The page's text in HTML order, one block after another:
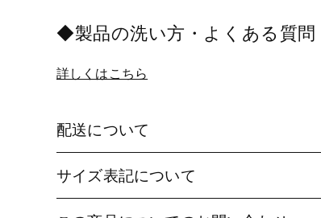
◆製品の洗い方・よくある質問
詳しくはこちら
配送について
サイズ表記について